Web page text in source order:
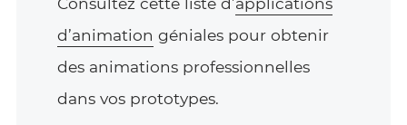
d’animation géniales pour obtenir
des animations professionnelles
dans vos prototypes.